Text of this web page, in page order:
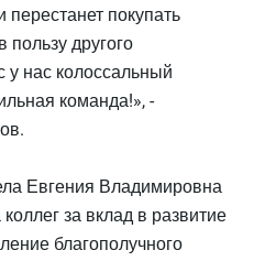
перестанет покупать
пользу другого
у нас колоссальный
команда!», -
Евгения Владимировна
за вклад в развитие
благополучного